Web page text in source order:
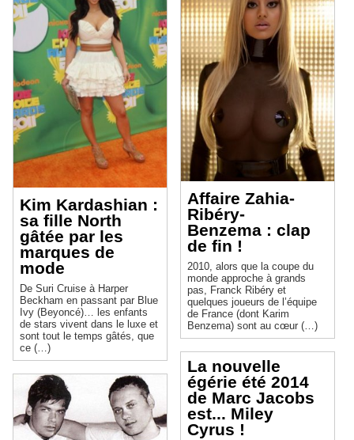
Kim Kardashian :
sa fille North
gâtée par les
marques de
mode
De Suri Cruise à Harper
Beckham en passant par Blue
Ivy (Beyoncé)… les enfants
de stars vivent dans le luxe et
sont tout le temps gâtés, que
ce (…)
Affaire Zahia-
Ribéry-
Benzema : clap
de fin !
2010, alors que la coupe du
monde approche à grands
pas, Franck Ribéry et
quelques joueurs de l’équipe
de France (dont Karim
Benzema) sont au cœur (…)
La nouvelle
égérie été 2014
de Marc Jacobs
est... Miley
Cyrus !